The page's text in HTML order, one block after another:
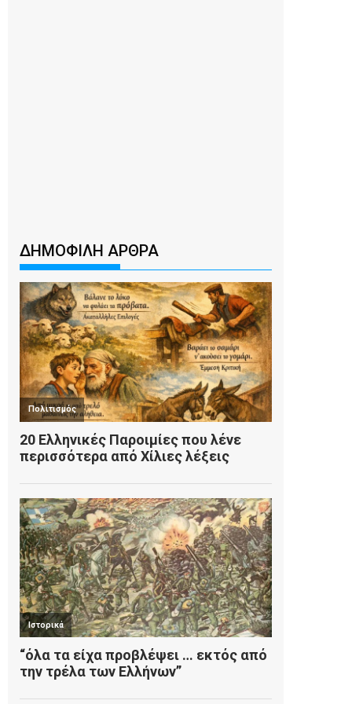
ΔΗΜΟΦΙΛΗ ΑΡΘΡΑ